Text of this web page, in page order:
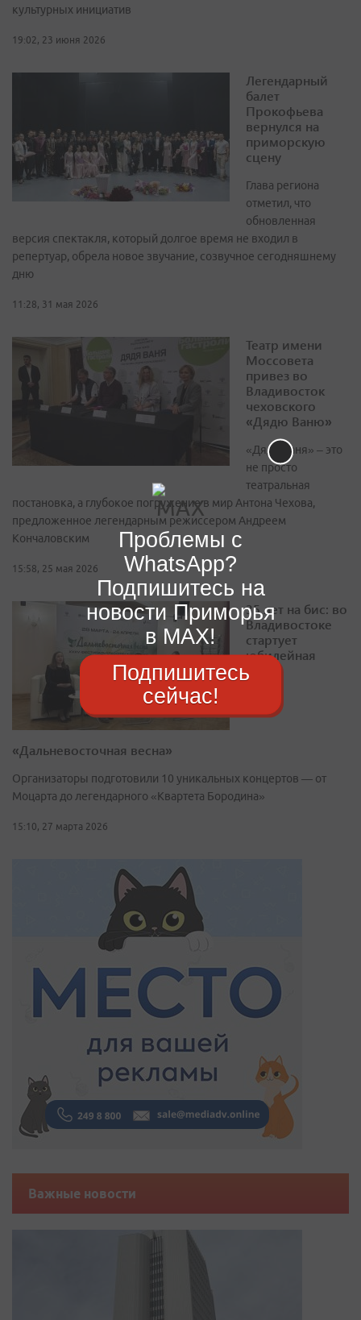
культурных инициатив
19:02, 23 июня 2026
Легендарный
балет
Прокофьева
вернулся на
приморскую
сцену
Глава региона
отметил, что
обновленная
версия спектакля, который долгое время не входил в
репертуар, обрела новое звучание, созвучное сегодняшнему
дню
11:28, 31 мая 2026
Театр имени
Моссовета
привез во
Владивосток
чеховского
«Дядю Ваню»
«Дядя Ваня» – это
не просто
театральная
постановка, а глубокое погружение в мир Антона Чехова,
предложенное легендарным режиссером Андреем
Кончаловским
15:58, 25 мая 2026
35 лет на бис: во
Владивостоке
стартует
юбилейная
«Дальневосточная весна»
Организаторы подготовили 10 уникальных концертов — от
Моцарта до легендарного «Квартета Бородина»
15:10, 27 марта 2026
Важные новости
Проблемы с
WhatsApp?
Подпишитесь на
новости Приморья
в MAX!
Подпишитесь
сейчас!